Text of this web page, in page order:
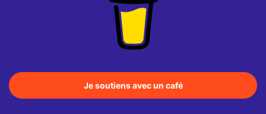
Je soutiens avec un café